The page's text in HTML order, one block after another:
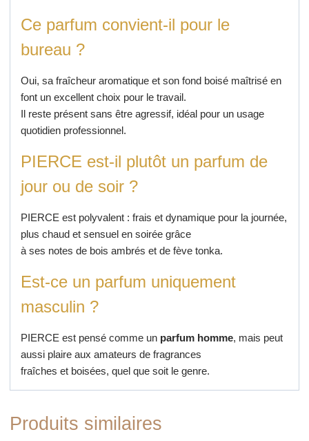
Ce parfum convient-il pour le
bureau ?
Oui, sa fraîcheur aromatique et son fond boisé maîtrisé en
font un excellent choix pour le travail.
Il reste présent sans être agressif, idéal pour un usage
quotidien professionnel.
PIERCE est-il plutôt un parfum de
jour ou de soir ?
PIERCE est polyvalent : frais et dynamique pour la journée,
plus chaud et sensuel en soirée grâce
à ses notes de bois ambrés et de fève tonka.
Est-ce un parfum uniquement
masculin ?
PIERCE est pensé comme un parfum homme, mais peut
aussi plaire aux amateurs de fragrances
fraîches et boisées, quel que soit le genre.
Produits similaires